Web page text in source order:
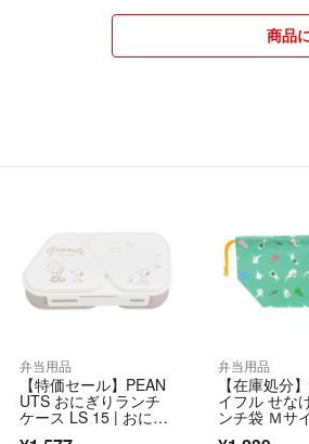
あらかじめご了承いただい
全国送料無料です、
再配達依頼が多いため配達
だきますのでよろしくお願い
【梱包について】
より低価格でお取引できる
保管時や輸送時、ダンボー
商品
弁当用品
【特価セール】PEAN
UTS おにぎりランチ
ケース LS 15 | おにぎ
弁当用品
【在庫処分
イフル せな
ンチ袋 Ｍサ